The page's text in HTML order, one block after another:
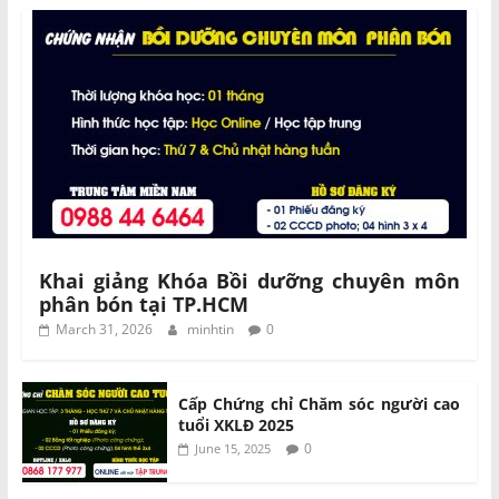
Khai giảng Khóa Bồi dưỡng chuyên môn
phân bón tại TP.HCM
March 31, 2026 minhtin 0
Cấp Chứng chỉ Chăm sóc người cao
tuổi XKLĐ 2025
June 15, 2025 0